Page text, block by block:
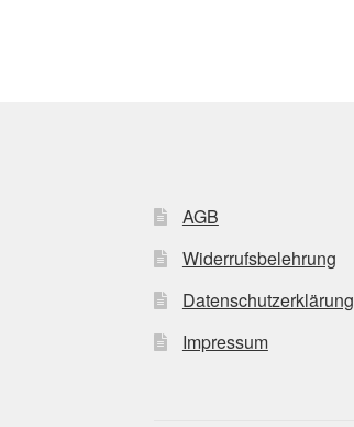
AGB
Widerrufsbelehrung
Datenschutzerklärung
Impressum